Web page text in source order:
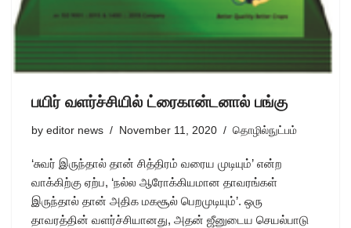
பயிர் வளர்ச்சியில் ட்ரைகான்டனால் பங்கு
by editor news November 11, 2020 தொழில்நுட்பம்
‘சுவர் இருந்தால் தான் சித்திரம் வரைய முடியும்’ என்ற
வாக்கிற்கு ஏற்ப, ‘நல்ல ஆரோக்கியமான தாவரங்கள்
இருந்தால் தான் அதிக மகசூல் பெறமுடியும்’. ஒரு
தாவரத்தின் வளர்ச்சியானது, அதன் ஜீனுடைய செயல்பாடு